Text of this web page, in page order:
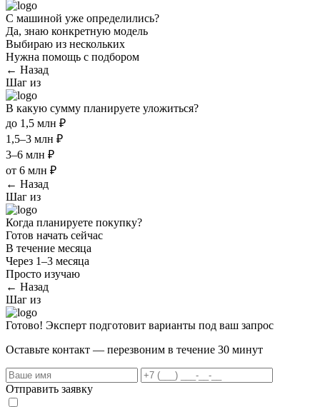
С машиной уже определились?
Да, знаю конкретную модель
Выбираю из нескольких
Нужна помощь с подбором
← Назад
Шаг из
В какую сумму планируете уложиться?
до 1,5 млн ₽
1,5–3 млн ₽
3–6 млн ₽
от 6 млн ₽
← Назад
Шаг из
Когда планируете покупку?
Готов начать сейчас
В течение месяца
Через 1–3 месяца
Просто изучаю
← Назад
Шаг из
Готово! Эксперт подготовит варианты под ваш запрос
Оставьте контакт — перезвоним в течение 30 минут
Отправить заявку